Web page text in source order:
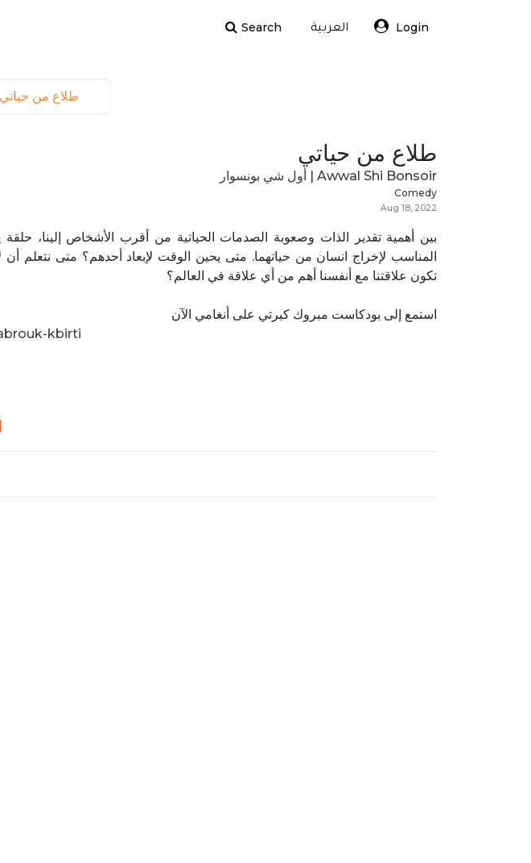
Search العربية Login
طلاع من حياتي
طلاع من حياتي
Awwal Shi Bonsoir | أول شي بونسوار
Comedy
Aug 18, 2022
بين أهمية تقدير الذات وصعوبة الصدمات الحياتية من أقرب الأشخاص إلينا، حلقة
المناسب لإخراج انسان من حياتهما. متى يحين الوقت لإبعاد أحدهم؟ متى نتعلم أن
تكون علاقتنا مع أنفسنا أهم من أي علاقة في العالم؟
استمع إلى بودكاست مبروك كبرتي على أنغامي الآن
kbirti